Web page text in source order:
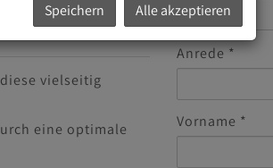
vielseitig
eine optimale
Anrede
Vorname
Speichern Alle akzeptieren